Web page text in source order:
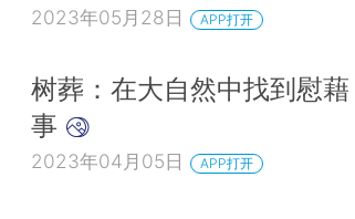
2023年05月28日 APP打开
树葬：在大自然中找到慰
事
2023年04月05日 APP打开